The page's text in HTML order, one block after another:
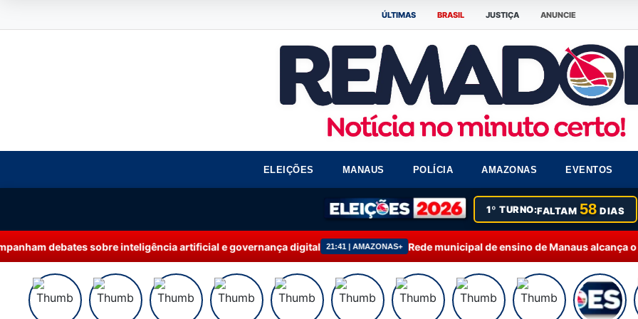
ÚLTIMAS BRASIL JUSTIÇA ANUNCIE
ELEIÇÕES MANAUS POLÍCIA AMAZONAS EVENTOS
1º TURNO:FALTAM 58 DIAS
inteligência artificial e governança digital 21:41 | AMAZONAS+ Rede municipal de ensino de Manaus alcança o melhor